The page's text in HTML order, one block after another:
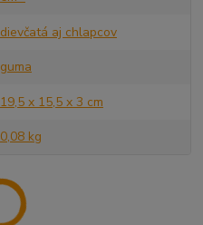
dievčatá aj chlapcov
guma
19,5 x 15,5 x 3 cm
0,08 kg